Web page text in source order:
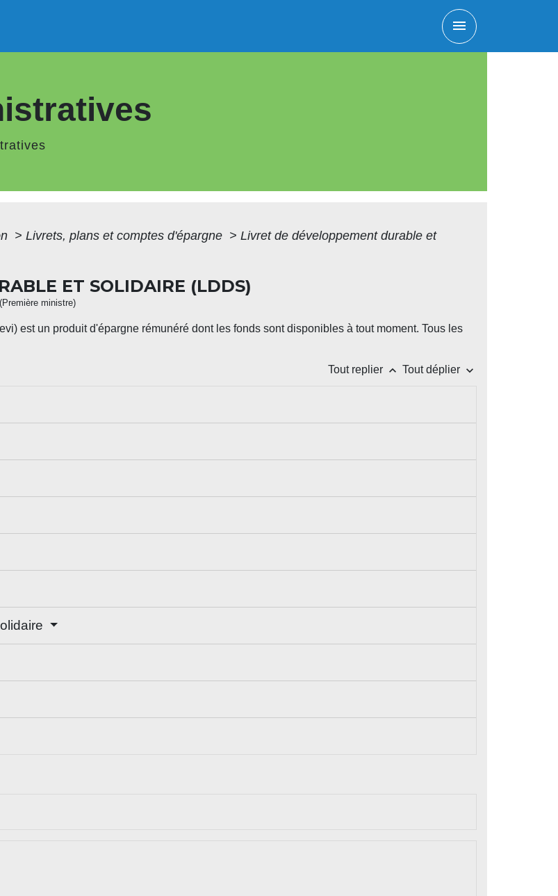
menu
> Livrets, plans et comptes d'épargne > Livret de développement durable et
ET SOLIDAIRE (LDDS)
ministre)
est un produit d'épargne rémunéré dont les fonds sont disponibles à tout moment. Tous les
Tout replier keyboard_arrow_up Tout déplier keyboard_arrow_down